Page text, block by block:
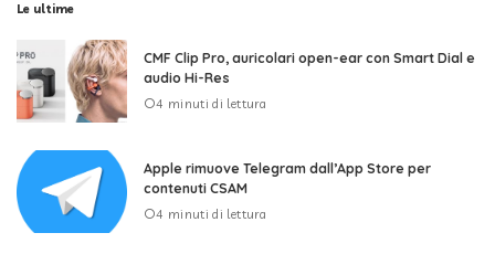
Le ultime
CMF Clip Pro, auricolari open-ear con Smart Dial e
audio Hi-Res
4 minuti di lettura
Apple rimuove Telegram dall’App Store per
contenuti CSAM
4 minuti di lettura